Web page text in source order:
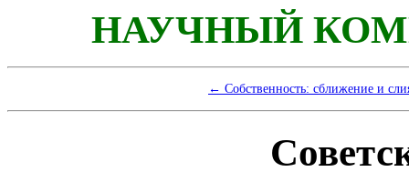
НАУЧНЫЙ
← Собственность: сближение и